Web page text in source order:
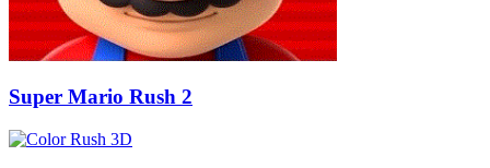
Super Mario Rush 2